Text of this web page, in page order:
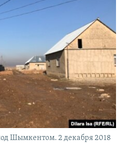
Шымкентом. 2 декабря 2018